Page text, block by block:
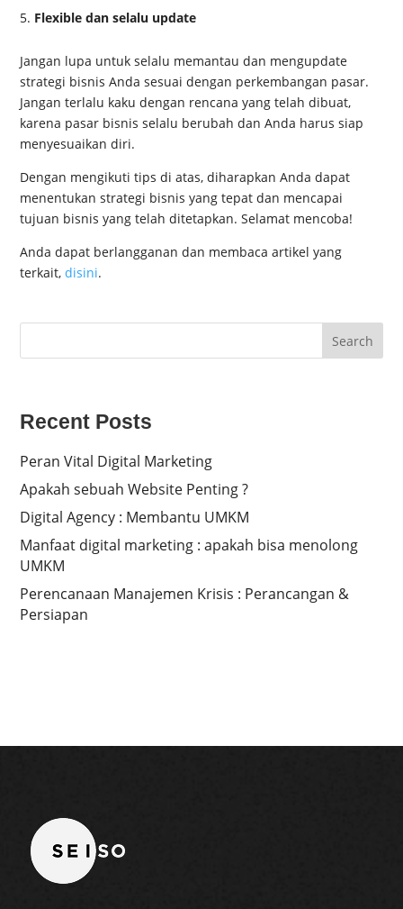
Flexible dan selalu update
Jangan lupa untuk selalu memantau dan mengupdate
strategi bisnis Anda sesuai dengan perkembangan pasar.
Jangan terlalu kaku dengan rencana yang telah dibuat,
karena pasar bisnis selalu berubah dan Anda harus siap
menyesuaikan diri.
Dengan mengikuti tips di atas, diharapkan Anda dapat
menentukan strategi bisnis yang tepat dan mencapai
tujuan bisnis yang telah ditetapkan. Selamat mencoba!
Anda dapat berlangganan dan membaca artikel yang
terkait,disini.
Search
Recent Posts
Peran Vital Digital Marketing
Apakah sebuah Website Penting ?
Digital Agency : Membantu UMKM
Manfaat digital marketing : apakah bisa menolong
UMKM
Perencanaan Manajemen Krisis : Perancangan &
Persiapan